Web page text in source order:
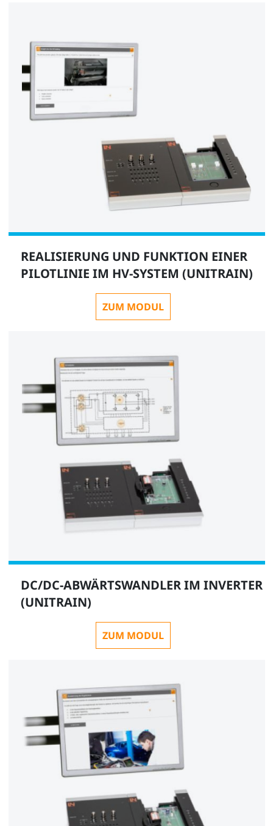
REALISIERUNG UND FUNKTION EINER
PILOTLINIE IM HV-SYSTEM (UNITRAIN)
ZUM MODUL
DC/DC-ABWÄRTSWANDLER IM INVERTER
(UNITRAIN)
ZUM MODUL